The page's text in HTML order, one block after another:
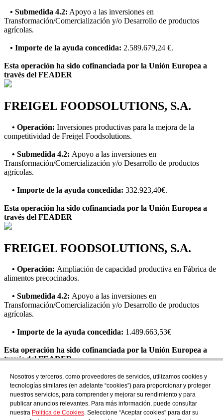
Nosotros y terceros, como proveedores de servicios, utilizamos cookies y
tecnologías similares (en adelante “cookies”) para proporcionar y proteger
nuestros servicios, para comprender y mejorar su rendimiento y para
publicar anuncios relevantes. Para más información, puede consultar
nuestra Política de Cookies. Seleccione “Aceptar cookies” para dar su
• Submedida 4.2: Apoyo a las inversiones en
Transformación/Comercialización y/o Desarrollo de productos
agrícolas.
• Importe de la ayuda concedida: 2.589.679,24 €.
Esta operación ha sido cofinanciada por la Unión Europea a
través del FEADER
FREIGEL FOODSOLUTIONS, S.A.
• Operación: Inversiones productivas para la mejora de la
competitividad de Freigel Foodsolutions.
• Submedida 4.2: Apoyo a las inversiones en
Transformación/Comercialización y/o Desarrollo de productos
agrícolas.
• Importe de la ayuda concedida: 332.923,40€.
Esta operación ha sido cofinanciada por la Unión Europea a
través del FEADER
FREIGEL FOODSOLUTIONS, S.A.
• Operación: Ampliación de capacidad productiva en Fábrica de
alimentos precocinados.
• Submedida 4.2: Apoyo a las inversiones en
Transformación/Comercialización y/o Desarrollo de productos
agrícolas.
• Importe de la ayuda concedida: 1.489.663,53€
Esta operación ha sido cofinanciada por la Unión Europea a
través del FEADER
Suscríbete
Descubre todo lo que se cuece en AudensFood.
He leído y acepto laPolitica de privacidad